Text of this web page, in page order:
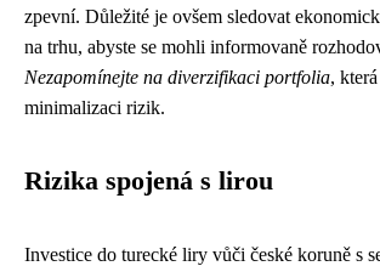
zpevní. Důležité je ovšem sledovat
na trhu, abyste se mohli informovaně
Nezapomínejte na diverzifikaci portfolia,
minimalizaci rizik.
Rizika spojená s lirou
Investice do turecké liry vůči české koruně s